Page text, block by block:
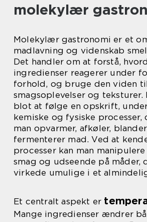
molekylær
Molekylær gastronomi er et
madlavning og videnskab
Det handler om at forstå,
ingredienser reagerer under
forhold, og bruge den viden
smagsoplevelser og
blot at følge en opskrift,
kemiske og fysiske processer,
man opvarmer, afkøler,
fermenterer mad. Ved at
processer kan man manipulere
smag og udseende på måder,
virkede umulige i et
Et centralt aspekt er
Mange ingredienser ændrer